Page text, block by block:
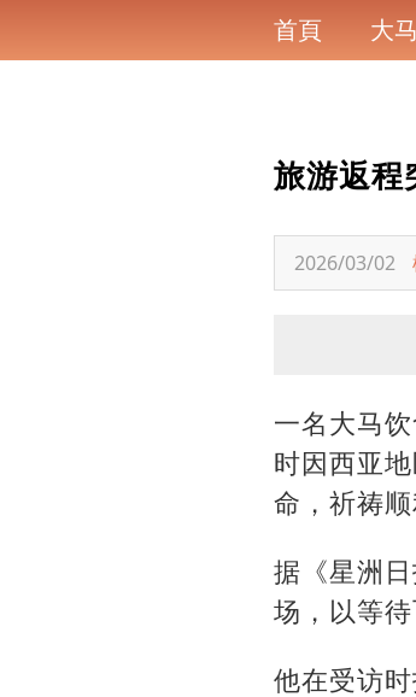
首頁 大马
旅游返程
2026/03/02
一名大马
时因西亚
命，祈祷顺
据《星洲
场，以等待
他在受访